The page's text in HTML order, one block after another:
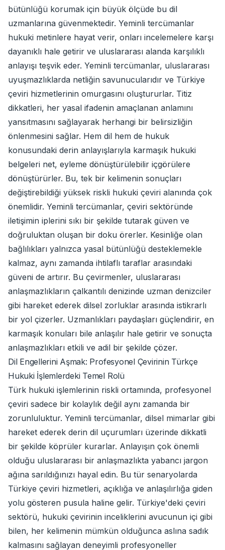
bütünlüğü korumak için büyük ölçüde bu dil
uzmanlarına güvenmektedir. Yeminli tercümanlar
hukuki metinlere hayat verir, onları incelemelere karşı
dayanıklı hale getirir ve uluslararası alanda karşılıklı
anlayışı teşvik eder. Yeminli tercümanlar, uluslararası
uyuşmazlıklarda netliğin savunucularıdır ve Türkiye
çeviri hizmetlerinin omurgasını oluştururlar. Titiz
dikkatleri, her yasal ifadenin amaçlanan anlamını
yansıtmasını sağlayarak herhangi bir belirsizliğin
önlenmesini sağlar. Hem dil hem de hukuk
konusundaki derin anlayışlarıyla karmaşık hukuki
belgeleri net, eyleme dönüştürülebilir içgörülere
dönüştürürler. Bu, tek bir kelimenin sonuçları
değiştirebildiği yüksek riskli hukuki çeviri alanında çok
önemlidir. Yeminli tercümanlar, çeviri sektöründe
iletişimin iplerini sıkı bir şekilde tutarak güven ve
doğruluktan oluşan bir doku örerler. Kesinliğe olan
bağlılıkları yalnızca yasal bütünlüğü desteklemekle
kalmaz, aynı zamanda ihtilaflı taraflar arasındaki
güveni de artırır. Bu çevirmenler, uluslararası
anlaşmazlıkların çalkantılı denizinde uzman denizciler
gibi hareket ederek dilsel zorluklar arasında istikrarlı
bir yol çizerler. Uzmanlıkları paydaşları güçlendirir, en
karmaşık konuları bile anlaşılır hale getirir ve sonuçta
anlaşmazlıkları etkili ve adil bir şekilde çözer.
Dil Engellerini Aşmak: Profesyonel Çevirinin Türkçe
Hukuki İşlemlerdeki Temel Rolü
Türk hukuki işlemlerinin riskli ortamında, profesyonel
çeviri sadece bir kolaylık değil aynı zamanda bir
zorunluluktur. Yeminli tercümanlar, dilsel mimarlar gibi
hareket ederek derin dil uçurumları üzerinde dikkatli
bir şekilde köprüler kurarlar. Anlayışın çok önemli
olduğu uluslararası bir anlaşmazlıkta yabancı jargon
ağına sarıldığınızı hayal edin. Bu tür senaryolarda
Türkiye çeviri hizmetleri, açıklığa ve anlaşılırlığa giden
yolu gösteren pusula haline gelir. Türkiye'deki çeviri
sektörü, hukuki çevirinin inceliklerini avucunun içi gibi
bilen, her kelimenin mümkün olduğunca aslına sadık
kalmasını sağlayan deneyimli profesyoneller